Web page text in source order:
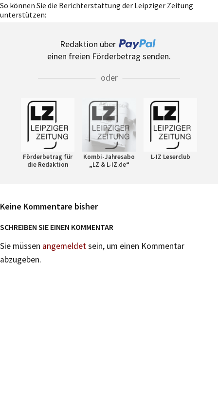
So können Sie die Berichterstattung der Leipziger Zeitung
unterstützen:
Redaktion über
einen freien Förderbetrag senden.
oder
Förderbetrag für
die Redaktion
Kombi-Jahresabo
„LZ & L-IZ.de“
L-IZ Leserclub
Keine Kommentare bisher
SCHREIBEN SIE EINEN KOMMENTAR
Sie müssen angemeldetsein, um einen Kommentar
abzugeben.